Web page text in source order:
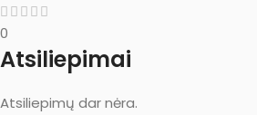
0
Atsiliepimai
Atsiliepimų dar nėra.